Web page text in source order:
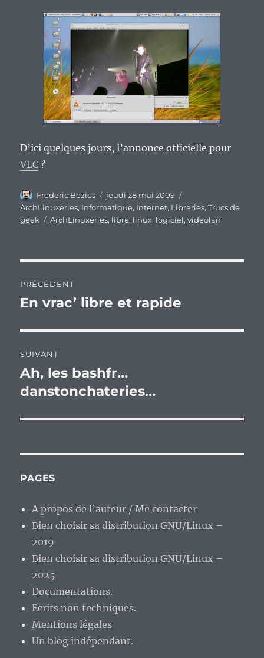
D’ici quelques jours, l’annonce officielle pour
VLC ?
Auteur
Frederic Bezies
Publié
le
jeudi 28 mai 2009
ArchLinuxeries, Informatique, Internet, Libreries,Trucs de
geek
Étiquettes
ArchLinuxeries, libre, linux, logiciel,videolan
de
PRÉCÉDENT
Publication
En vrac’ libre et rapide
SUIVANT
Publication
suivante :
Ah, les bashfr…
danstonchateries…
PAGES
A propos de l’auteur / Me contacter
Bien choisir sa distribution GNU/Linux –
2019
Bien choisir sa distribution GNU/Linux –
2025
Documentations.
Ecrits non techniques.
Mentions légales
Un blog indépendant.